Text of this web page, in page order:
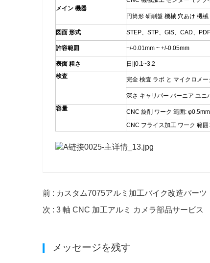
メイン 機器
円筒形 研削盤 機械 穴あけ 機
図面 形式 STEP、STP、GIS、CAD、
許容範囲 +/-0.01mm ~ +/-0.05mm
表面 粗さ
日||0.1~3.2
検査
完全 検査 ラボ と マイクロメ
深さ キャリパー バーニア ユニ
容量
CNC 旋削 ワーク 範囲:
CNC フライス加工 ワーク 範
前 : カスタム7075アルミ加工バイク改造パーツ
次 : 3 軸 CNC 加工アルミ カメラ部品サービス
メッセージを残す